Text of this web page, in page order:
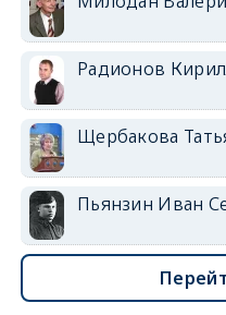
Радионов
Щербакова
Пьянзин Иван